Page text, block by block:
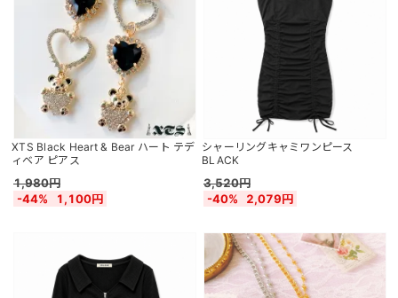
XTS Black Heart & Bear ハート テデ
ィベア ピアス
1,980円
-44%
1,100円
シャーリングキャミワンピース
BLACK
3,520円
-40%
2,079円